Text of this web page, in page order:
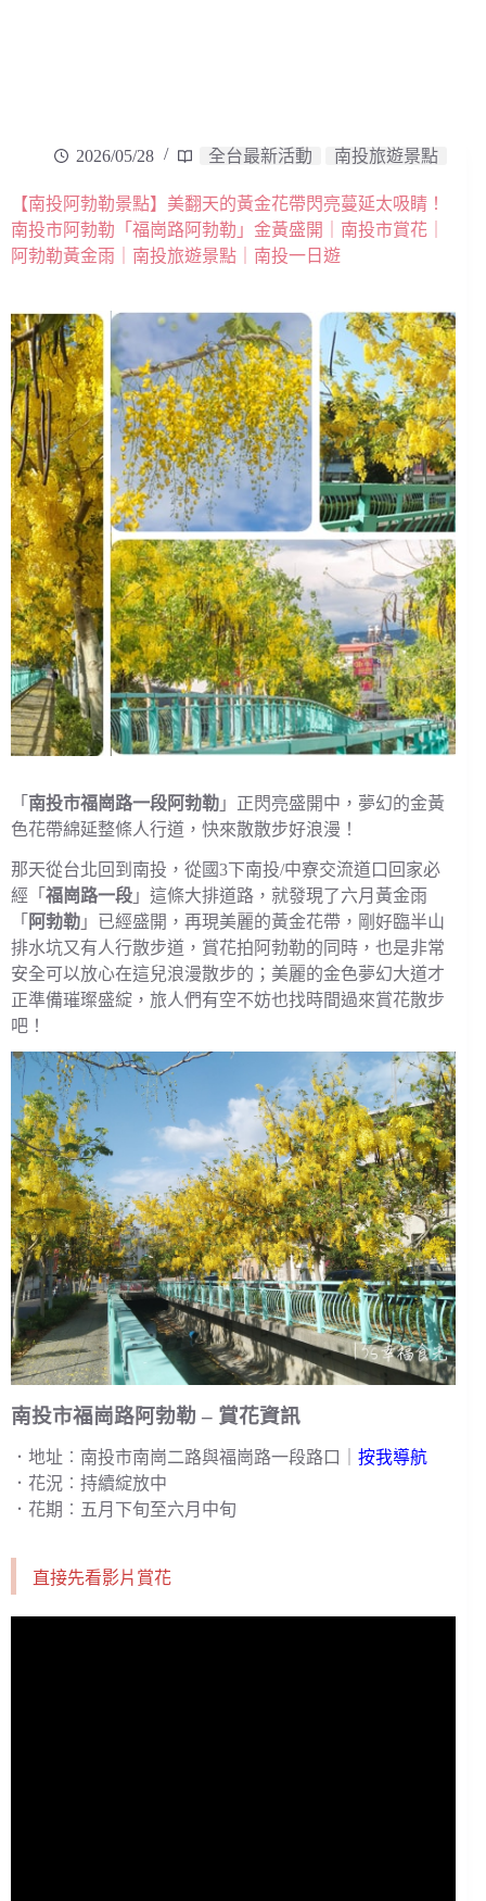
2026/05/28 全台最新活動 南投旅遊景點
【南投阿勃勒景點】美翻天的黃金花帶閃亮蔓延太吸睛！
南投市阿勃勒「福崗路阿勃勒」金黃盛開｜南投市賞花｜
阿勃勒黃金雨｜南投旅遊景點｜南投一日遊
「 南投市福崗路一段阿勃勒 」正閃亮盛開中，夢幻的金黃
色花帶綿延整條人行道，快來散散步好浪漫！
那天從台北回到南投，從國3下南投/中寮交流道口回家必
經「 福崗路一段 」這條大排道路，就發現了六月黃金雨
「 阿勃勒 」已經盛開，再現美麗的黃金花帶，剛好臨半山
排水坑又有人行散步道，賞花拍阿勃勒的同時，也是非常
安全可以放心在這兒浪漫散步的；美麗的金色夢幻大道才
正準備璀璨盛綻，旅人們有空不妨也找時間過來賞花散步
吧！
南投市福崗路阿勃勒 – 賞花資訊
．地址︰南投市南崗二路與福崗路一段路口｜ 按我導航
．花況︰持續綻放中
．花期︰五月下旬至六月中旬
直接先看影片賞花